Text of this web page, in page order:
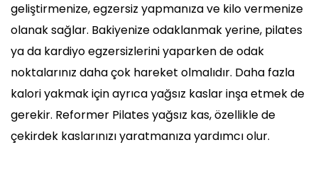
geliştirmenize, egzersiz yapmanıza ve kilo vermenize
olanak sağlar. Bakiyenize odaklanmak yerine, pilates
ya da kardiyo egzersizlerini yaparken de odak
noktalarınız daha çok hareket olmalıdır. Daha fazla
kalori yakmak için ayrıca yağsız kaslar inşa etmek de
gerekir. Reformer Pilates yağsız kas, özellikle de
çekirdek kaslarınızı yaratmanıza yardımcı olur.